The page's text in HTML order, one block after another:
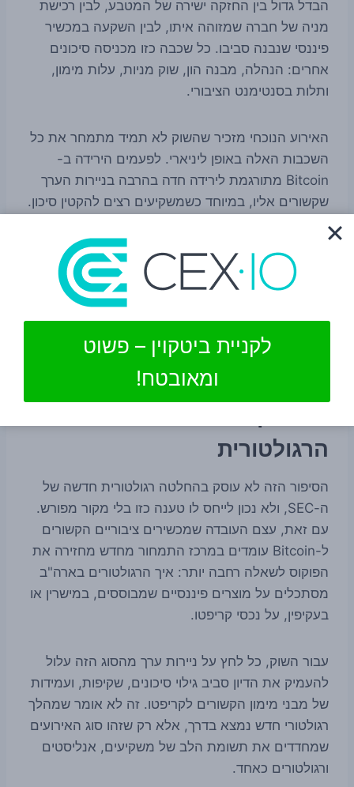
הבדל גדול בין החזקה ישירה של המטבע, לבין רכישת
מניה של חברה שמזוהה איתו, לבין השקעה במכשיר
פיננסי שנבנה סביבו. כל שכבה כזו מכניסה סיכונים
אחרים: הנהלה, מבנה הון, שוק מניות, עלות מימון,
ותלות בסנטימנט הציבורי.
האירוע הנוכחי מזכיר שהשוק לא תמיד מתמחר את כל
השכבות האלה באופן ליניארי. לפעמים הירידה ב-
Bitcoin מתורגמת לירידה חדה בהרבה בניירות הערך
שקשורים אליו, במיוחד כשמשקיעים רצים להקטין סיכון.
מנקודת מבט רחבה יותר, זה גם מדגיש עד כמה הגבול
בין שוק הקריפטו לשוק ההון המסורתי כבר מטושטש.
Bitcoin אולי נולד מחוץ למערכת הפיננסית הישנה,
אבל בפועל הוא משפיע היום גם על חברות ציבוריות,
על מכשירי חוב והון, ועל האופן שבו וול סטריט
מתמחרת סיכון.
הרגולטורית
הסיפור הזה לא עוסק בהחלטה רגולטורית חדשה של
ה-SEC, ולא נכון לייחס לו טענה כזו בלי מקור מפורש.
עם זאת, עצם העובדה שמכשירים ציבוריים הקשורים
ל-Bitcoin עומדים במרכז התמחור מחדש מחזירה את
הפוקוס לשאלה רחבה יותר: איך הרגולטורים בארה"ב
מסתכלים על מוצרים פיננסיים שמבוססים, במישרין או
בעקיפין, על נכסי קריפטו.
עבור השוק, כל לחץ על ניירות ערך מהסוג הזה עלול
להעמיק את הדיון סביב גילוי סיכונים, שקיפות, ועמידות
של מבני מימון הקשורים לקריפטו. זה לא אומר שמהלך
רגולטורי חדש נמצא בדרך, אלא רק שזהו סוג האירועים
שמחדדים את תשומת הלב של משקיעים, אנליסטים
ורגולטורים כאחד.
לקניית ביטקוין – פשוט
ומאובטח!